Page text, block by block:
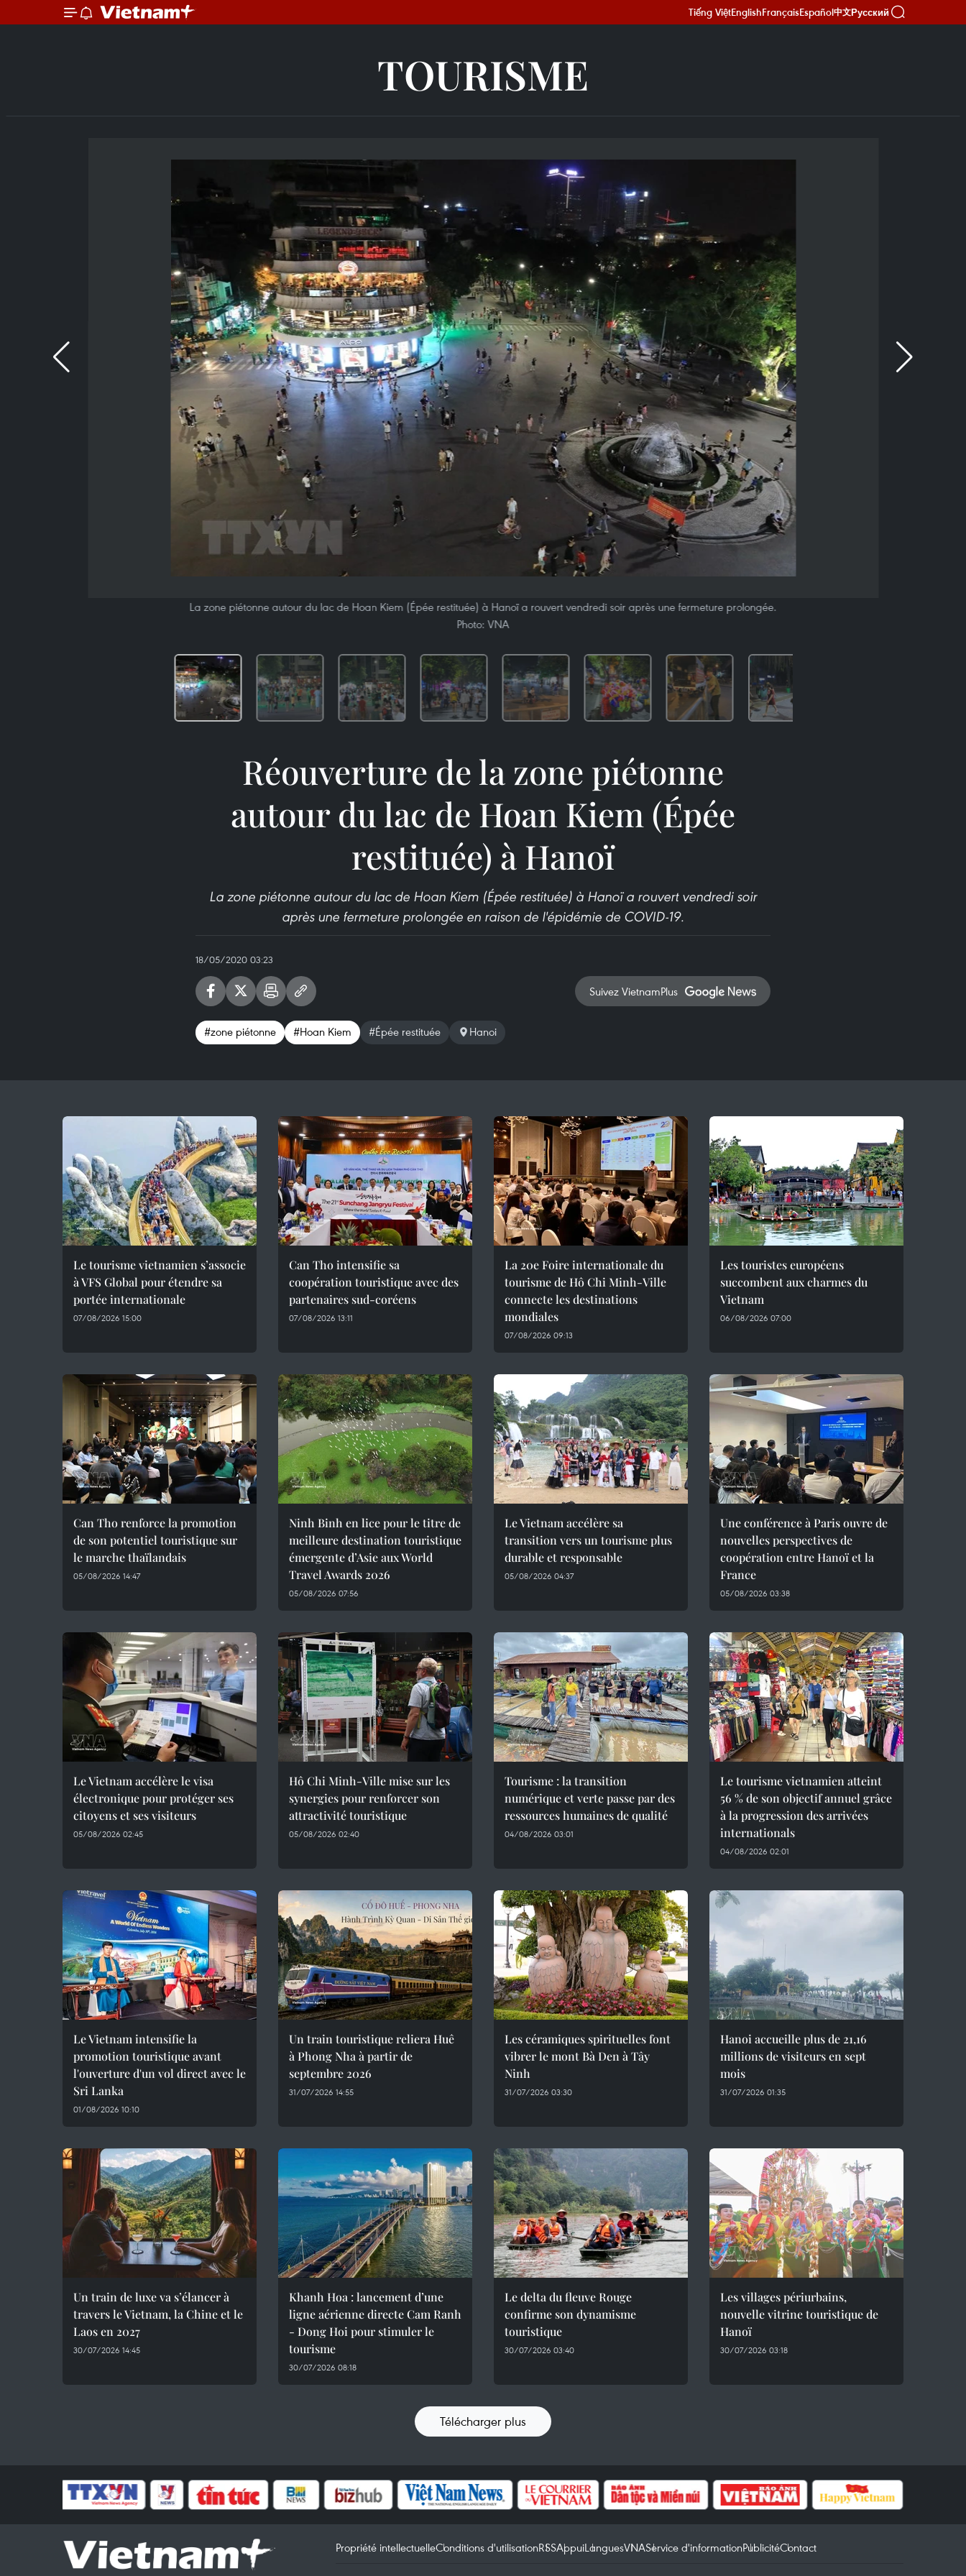
Tiếng ViệtEnglishFrançaisEspañol中文Русский
TOURISME
La zone piétonne autour du lac de Hoan Kiem (Épée restituée) à Hanoï a rouvert vendredi soir après une fermeture prolongée.
Photo: VNA
Réouverture de la zone piétonne
autour du lac de Hoan Kiem (Épée
restituée) à Hanoï
La zone piétonne autour du lac de Hoan Kiem (Épée restituée) à Hanoï a rouvert vendredi soir
après une fermeture prolongée en raison de l'épidémie de COVID-19.
18/05/2020 03:23
Suivez VietnamPlus
#zone piétonne #Hoan Kiem #Épée restituée Hanoi
Le tourisme vietnamien s’associe
à VFS Global pour étendre sa
portée internationale
07/08/2026 15:00
Can Tho intensifie sa
coopération touristique avec des
partenaires sud-coréens
07/08/2026 13:11
La 20e Foire internationale du
tourisme de Hô Chi Minh-Ville
connecte les destinations
mondiales
07/08/2026 09:13
Les touristes européens
succombent aux charmes du
Vietnam
06/08/2026 07:00
Can Tho renforce la promotion
de son potentiel touristique sur
le marche thaïlandais
05/08/2026 14:47
Ninh Binh en lice pour le titre de
meilleure destination touristique
émergente d’Asie aux World
Travel Awards 2026
05/08/2026 07:56
Le Vietnam accélère sa
transition vers un tourisme plus
durable et responsable
05/08/2026 04:37
Une conférence à Paris ouvre de
nouvelles perspectives de
coopération entre Hanoï et la
France
05/08/2026 03:38
Le Vietnam accélère le visa
électronique pour protéger ses
citoyens et ses visiteurs
05/08/2026 02:45
Hô Chi Minh-Ville mise sur les
synergies pour renforcer son
attractivité touristique
05/08/2026 02:40
Tourisme : la transition
numérique et verte passe par des
ressources humaines de qualité
04/08/2026 03:01
Le tourisme vietnamien atteint
56 % de son objectif annuel grâce
à la progression des arrivées
internationals
04/08/2026 02:01
Le Vietnam intensifie la
promotion touristique avant
l'ouverture d'un vol direct avec le
Sri Lanka
01/08/2026 10:10
Un train touristique reliera Huê
à Phong Nha à partir de
septembre 2026
31/07/2026 14:55
Les céramiques spirituelles font
vibrer le mont Bà Den à Tây
Ninh
31/07/2026 03:30
Hanoi accueille plus de 21,16
millions de visiteurs en sept
mois ​
31/07/2026 01:35
Un train de luxe va s’élancer à
travers le Vietnam, la Chine et le
Laos en 2027
30/07/2026 14:45
Khanh Hoa : lancement d’une
ligne aérienne directe Cam Ranh
- Dong Hoi pour stimuler le
tourisme
30/07/2026 08:18
Le delta du fleuve Rouge
confirme son dynamisme
touristique
30/07/2026 03:40
Les villages périurbains,
nouvelle vitrine touristique de
Hanoï
30/07/2026 03:18
Télécharger plus
Propriété intellectuelleConditions d'utilisationRSSAppuiLanguesVNAService d'informationPublicitéContact